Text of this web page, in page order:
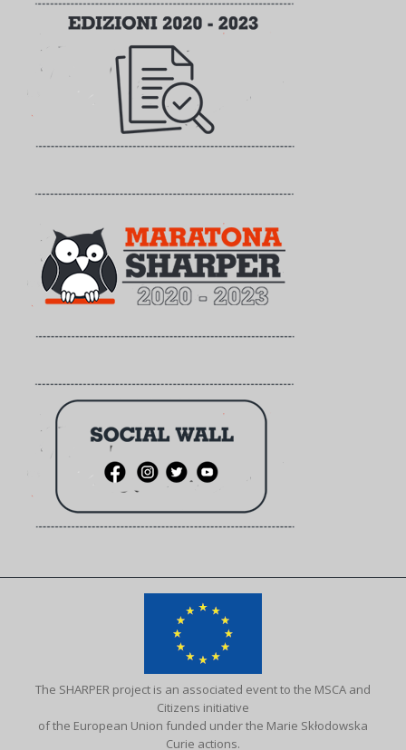
The SHARPER project is an associated event to the MSCA and
Citizens initiative
of the European Union funded under the Marie Skłodowska
Curie actions.